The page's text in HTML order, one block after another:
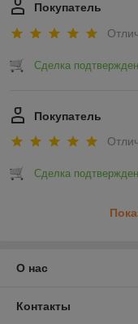
Покупатель
Сделка
Покупатель
Сделка
О нас
Контакты